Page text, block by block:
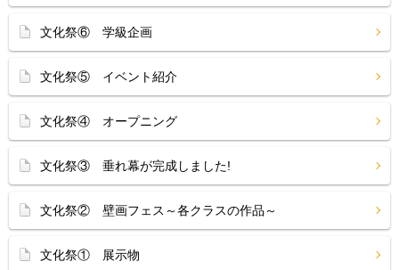
文化祭⑥ 学級企画
文化祭⑤ イベント紹介
文化祭④ オープニング
文化祭③ 垂れ幕が完成しました!
文化祭② 壁画フェス～各クラスの作品～
文化祭① 展示物